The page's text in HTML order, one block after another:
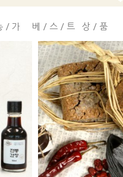
/가 베/스/트 상/품